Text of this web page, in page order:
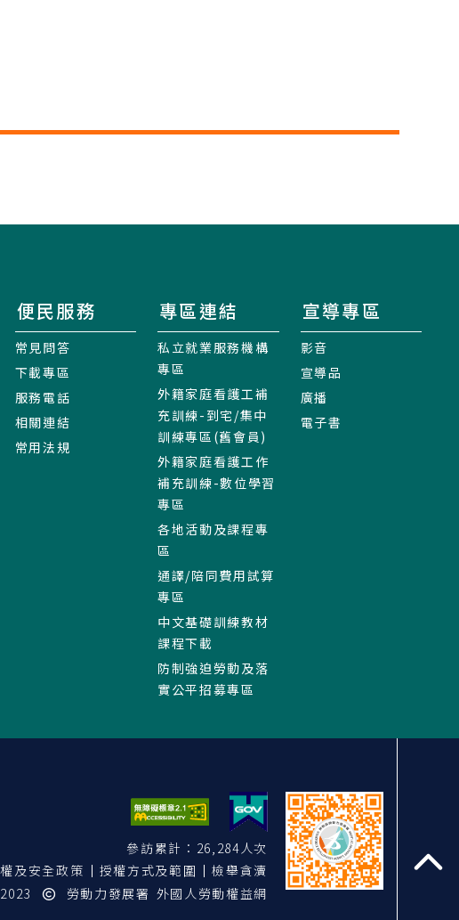
便民服務
常見問答
下載專區
服務電話
相關連結
常用法規
專區連結
私立就業服務機構
專區
外籍家庭看護工補
充訓練-到宅/集中
訓練專區(舊會員)
外籍家庭看護工作
補充訓練-數位學習
專區
各地活動及課程專
區
通譯/陪同費用試算
專區
中文基礎訓練教材
課程下載
防制強迫勞動及落
實公平招募專區
宣導專區
影音
宣導品
廣播
電子書
參訪累計：26,284人次
及安全政策
授權方式及範圍
檢舉貪瀆
2023
勞動力發展署 外國人勞動權益網